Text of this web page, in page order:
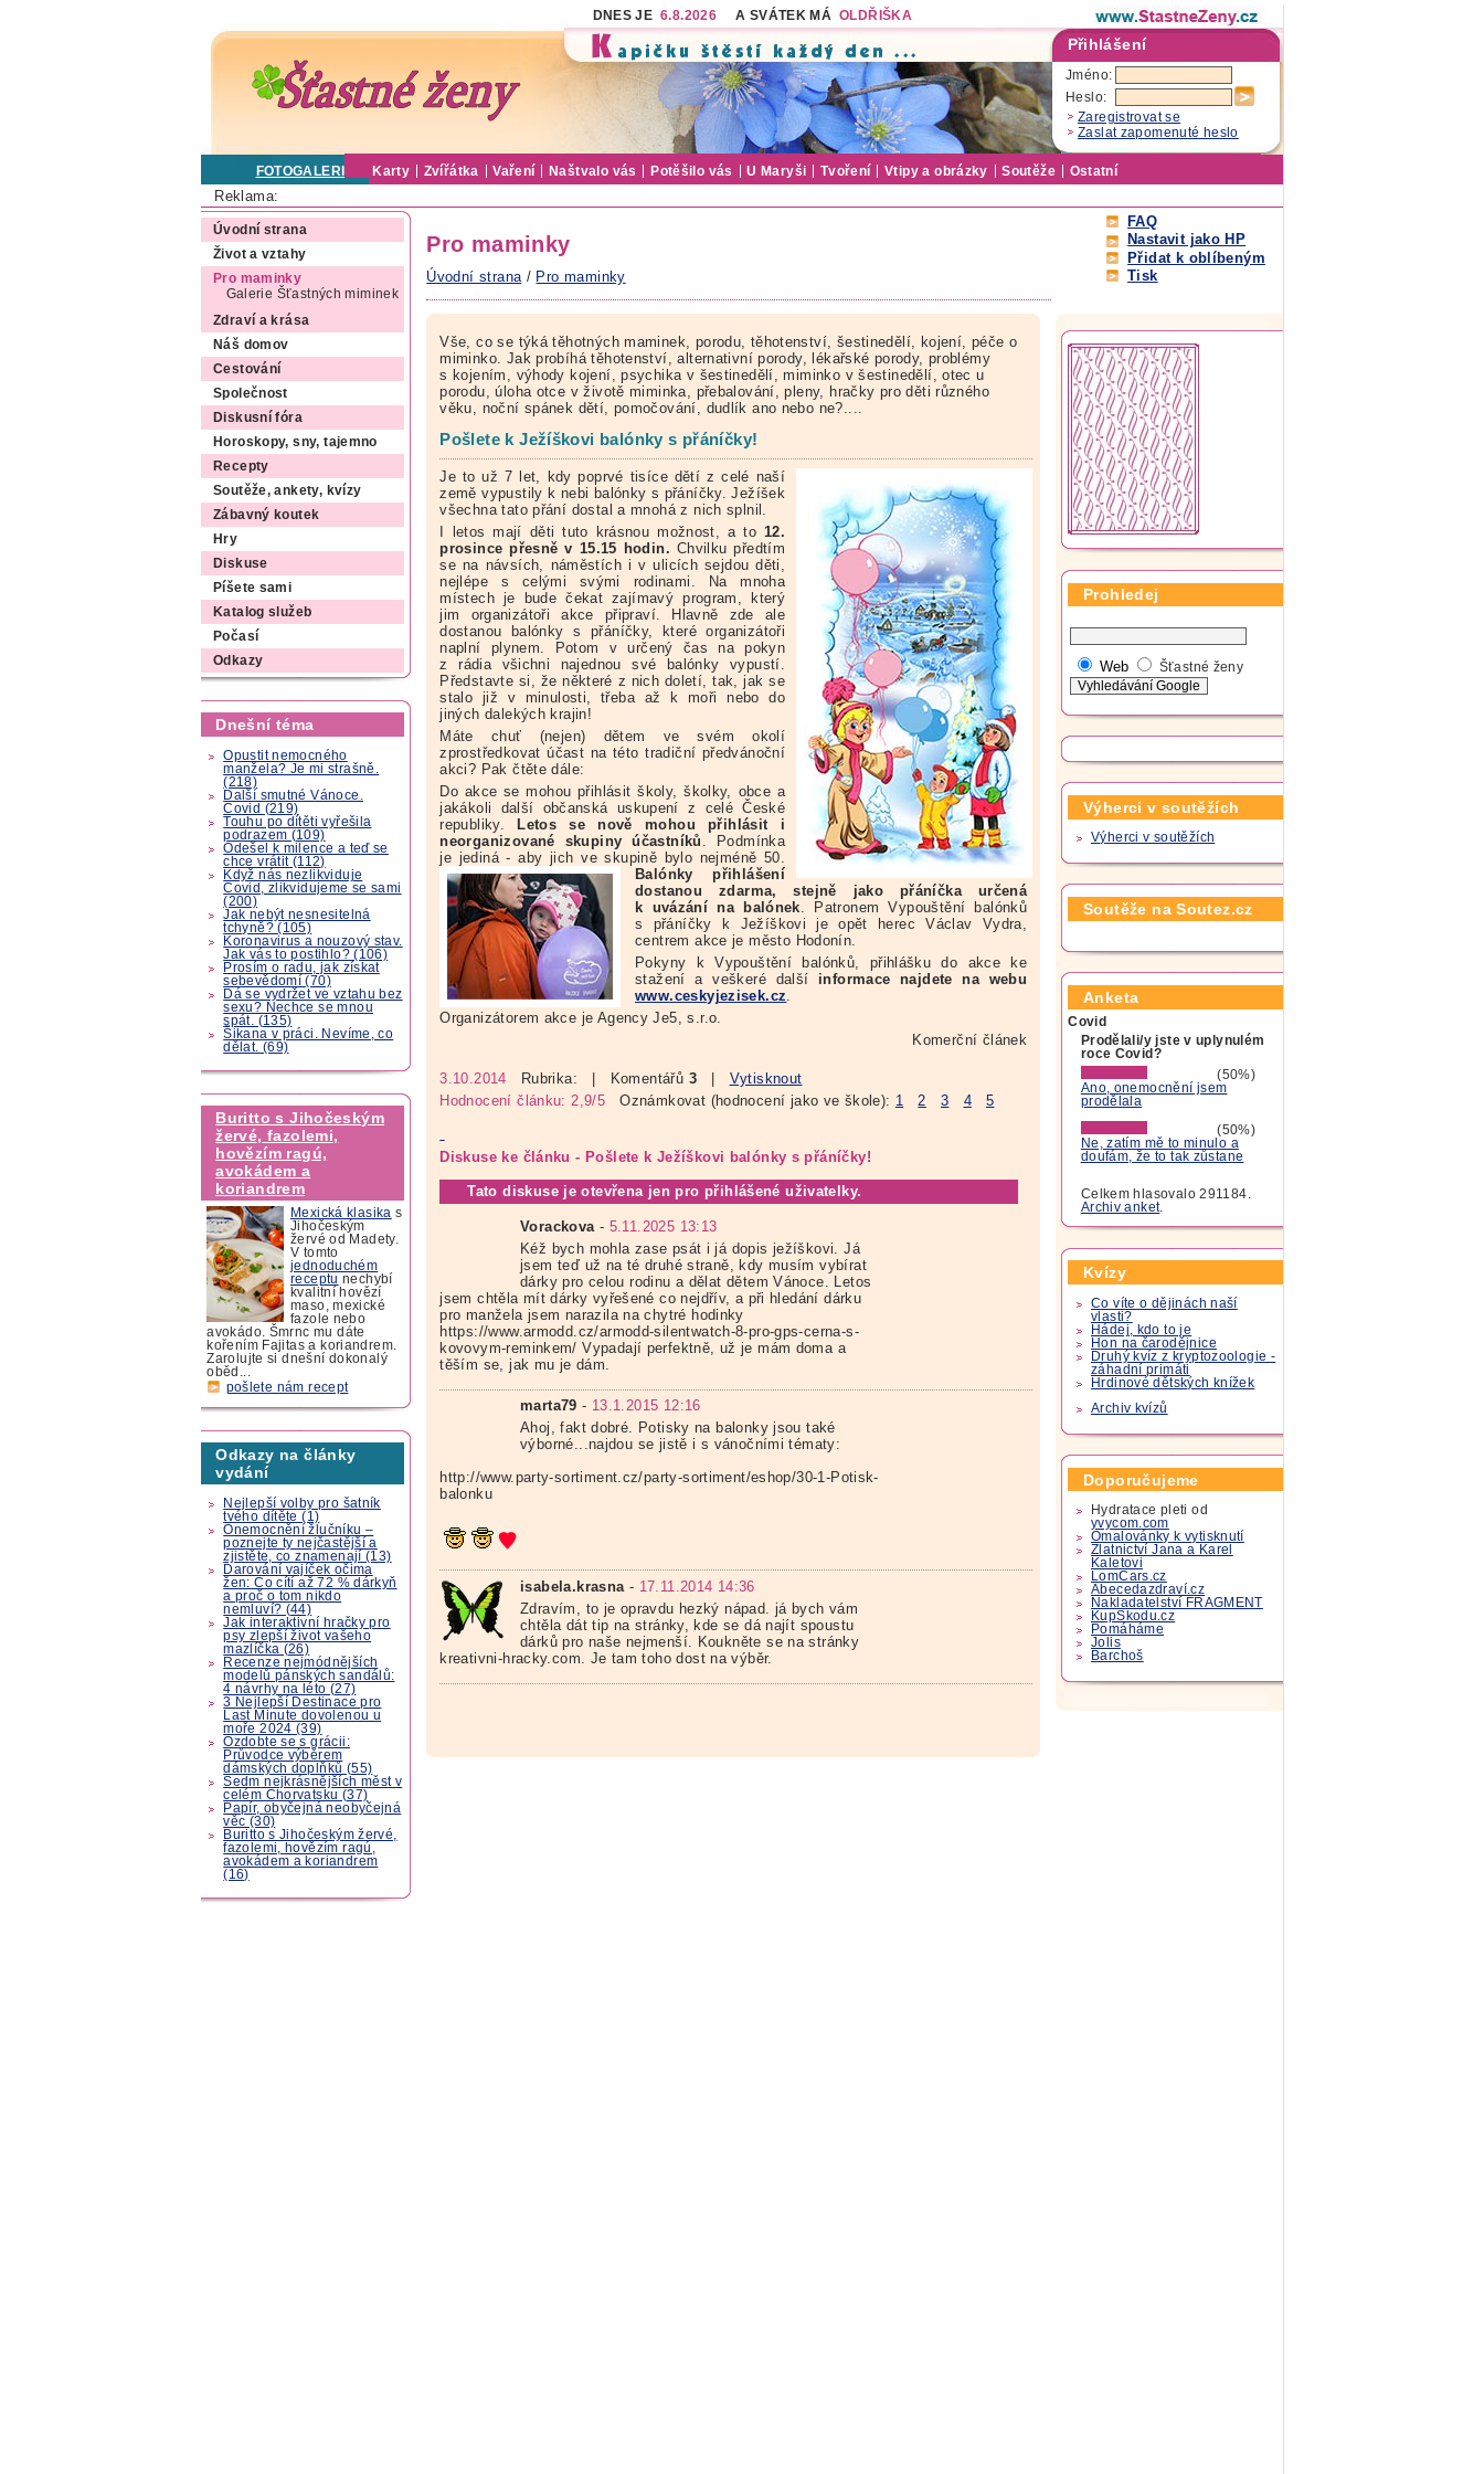
DNES JE 6.8.2026 A SVÁTEK MÁ OLDŘIŠKA
Přihlášení
Jméno:
Heslo:
Zaregistrovat se
Zaslat zapomenuté heslo
FOTOGALERIE Karty Zvířátka Vaření Naštvalo vás Potěšilo vás U Maryši Tvoření Vtipy a obrázky Soutěže Ostatní
Reklama:
Úvodní strana
Život a vztahy
Pro maminky
Galerie Šťastných miminek
Zdraví a krása
Náš domov
Cestování
Společnost
Diskusní fóra
Horoskopy, sny, tajemno
Recepty
Soutěže, ankety, kvízy
Zábavný koutek
Hry
Diskuse
Píšete sami
Katalog služeb
Počasí
Odkazy
Dnešní téma
Opustit nemocného
manžela? Je mi strašně.
(218)
Další smutné Vánoce.
Covid (219)
Touhu po dítěti vyřešila
podrazem (109)
Odešel k milence a teď se
chce vrátit (112)
Když nás nezlikviduje
Covid, zlikvidujeme se sami
(200)
Jak nebýt nesnesitelná
tchyně? (105)
Koronavirus a nouzový stav.
Jak vás to postihlo? (106)
Prosím o radu, jak získat
sebevědomí (70)
Dá se vydržet ve vztahu bez
sexu? Nechce se mnou
spát. (135)
Šikana v práci. Nevíme, co
dělat. (69)
Buritto s Jihočeským
žervé, fazolemi,
hovězím ragú,
avokádem a
koriandrem
Mexická klasika s
Jihočeským
žervé od Madety.
V tomto
jednoduchém
receptu nechybí
kvalitní hovězí
maso, mexické
fazole nebo
avokádo. Šmrnc mu dáte
kořením Fajitas a koriandrem.
Zarolujte si dnešní dokonalý
oběd...
pošlete nám recept
Odkazy na články
vydání
Nejlepší volby pro šatník
tvého dítěte (1)
Onemocnění žlučníku –
poznejte ty nejčastější a
zjistěte, co znamenají (13)
Darování vajíček očima
žen: Co cítí až 72 % dárkyň
a proč o tom nikdo
nemluví? (44)
Jak interaktivní hračky pro
psy zlepší život vašeho
mazlíčka (26)
Recenze nejmódnějších
modelů pánských sandálů:
4 návrhy na léto (27)
3 Nejlepší Destinace pro
Last Minute dovolenou u
moře 2024 (39)
Ozdobte se s grácii:
Průvodce výběrem
dámských doplňků (55)
Sedm nejkrásnějších měst v
celém Chorvatsku (37)
Papír, obyčejná neobyčejná
věc (30)
Buritto s Jihočeským žervé,
fazolemi, hovězím ragú,
avokádem a koriandrem
(16)
Pro maminky
Úvodní strana / Pro maminky
FAQ
Nastavit jako HP
Přidat k oblíbeným
Tisk
Vše, co se týká těhotných maminek, porodu, těhotenství, šestinedělí, kojení, péče o
miminko. Jak probíhá těhotenství, alternativní porody, lékařské porody, problémy
s kojením, výhody kojení, psychika v šestinedělí, miminko v šestinedělí, otec u
porodu, úloha otce v životě miminka, přebalování, pleny, hračky pro děti různého
věku, noční spánek dětí, pomočování, dudlík ano nebo ne?....
Pošlete k Ježíškovi balónky s přáníčky!
Je to už 7 let, kdy poprvé tisíce dětí z celé naší
země vypustily k nebi balónky s přáníčky. Ježíšek
všechna tato přání dostal a mnohá z nich splnil.
I letos mají děti tuto krásnou možnost, a to 12.
prosince přesně v 15.15 hodin. Chvilku předtím
se na návsích, náměstích i v ulicích sejdou děti,
nejlépe s celými svými rodinami. Na mnoha
místech je bude čekat zajímavý program, který
jim organizátoři akce připraví. Hlavně zde ale
dostanou balónky s přáníčky, které organizátoři
naplní plynem. Potom v určený čas na pokyn
z rádia všichni najednou své balónky vypustí.
Představte si, že některé z nich doletí, tak, jak se
stalo již v minulosti, třeba až k moři nebo do
jiných dalekých krajin!
Máte chuť (nejen) dětem ve svém okolí
zprostředkovat účast na této tradiční předvánoční
akci? Pak čtěte dále:
Do akce se mohou přihlásit školy, školky, obce a
jakákoli další občanská uskupení z celé České
republiky.
Letos se nově mohou přihlásit i
neorganizované skupiny účastníků
. Podmínka
je jediná - aby jich ve skupině bylo nejméně 50.
Balónky přihlášení
dostanou zdarma, stejně jako přáníčka určená
k uvázání na balónek . Patronem Vypouštění balónků
s přáníčky k Ježíškovi je opět herec Václav Vydra,
centrem akce je město Hodonín.
Pokyny k Vypouštění balónků, přihlášku do akce ke
stažení a veškeré další informace najdete na webu
www.ceskyjezisek.cz
Organizátorem akce je Agency Je5, s.r.o.
Komerční článek
3.10.2014 Rubrika: | Komentářů 3| Vytisknout
Hodnocení článku: 2,9/5 Oznámkovat (hodnocení jako ve škole): 1 2 3 4 5
Diskuse ke článku - Pošlete k Ježíškovi balónky s přáníčky!
Tato diskuse je otevřena jen pro přihlášené uživatelky.
Vorackova - 5.11.2025 13:13
Kéž bych mohla zase psát i já dopis ježíškovi. Já
jsem teď už na té druhé straně, kdy musím vybírat
dárky pro celou rodinu a dělat dětem Vánoce. Letos
jsem chtěla mít dárky vyřešené co nejdřív, a při hledání dárku
pro manžela jsem narazila na chytré hodinky
https://www.armodd.cz/armodd-silentwatch-8-pro-gps-cerna-s-
kovovym-reminkem/ Vypadají perfektně, už je mám doma a
těším se, jak mu je dám.
marta79 - 13.1.2015 12:16
Ahoj, fakt dobré. Potisky na balonky jsou také
výborné...najdou se jistě i s vánočními tématy:
http://www.party-sortiment.cz/party-sortiment/eshop/30-1-Potisk-
balonku
isabela.krasna - 17.11.2014 14:36
Zdravím, to je opravdu hezký nápad. já bych vám
chtěla dát tip na stránky, kde se dá najít spoustu
dárků pro naše nejmenší. Koukněte se na stránky
kreativni-hracky.com. Je tam toho dost na výběr.
Prohledej
Web Šťastné ženy
Výherci v soutěžích
Výherci v soutěžích
Soutěže na Soutez.cz
Anketa
Covid
Prodělali/y jste v uplynulém
roce Covid?
(50%)
Ano, onemocnění jsem
prodělala
(50%)
Ne, zatím mě to minulo a
doufám, že to tak zůstane
Celkem hlasovalo 291184.
Archiv anket.
Kvízy
Co víte o dějinách naší
vlasti?
Hádej, kdo to je
Hon na čarodějnice
Druhý kvíz z kryptozoologie -
záhadní primáti
Hrdinové dětských knížek
Archiv kvízů
Doporučujeme
Hydratace pleti od
yvycom.com
Omalovánky k vytisknutí
Zlatnictví Jana a Karel
Kaletovi
LomCars.cz
Abecedazdraví.cz
Nakladatelství FRAGMENT
KupSkodu.cz
Pomáháme
Jolis
Barchoš